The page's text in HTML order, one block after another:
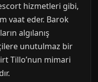
hizmetleri gibi,
vaat eder. Barok
algılanış
unutulmaz bir
Tillo’nun mimari